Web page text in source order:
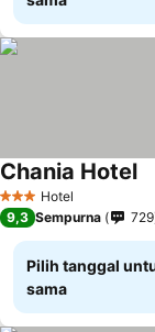
3 BintangHotel
Chania Hotel
9,3 Sempurna 729
Pilih tanggal
sama